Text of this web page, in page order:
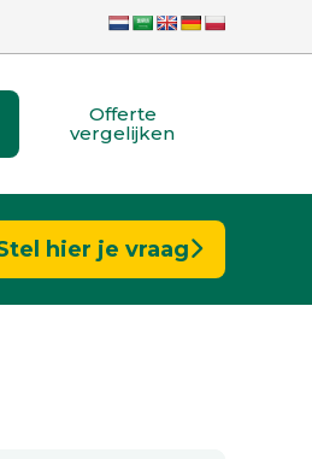
Offerte
vergelijken
hier je vraag